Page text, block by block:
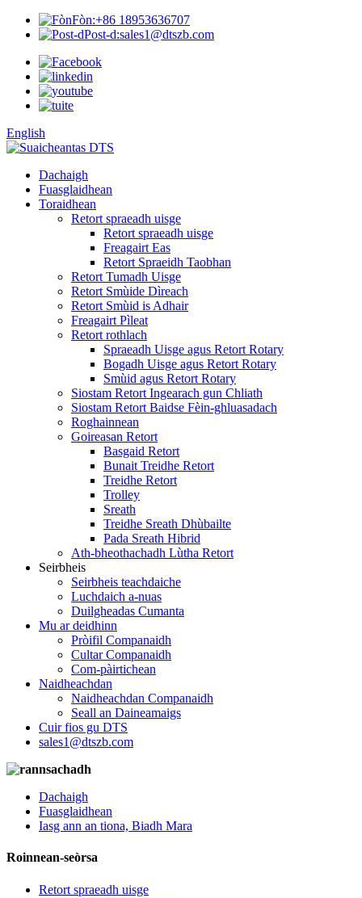
Fòn:+86 18953636707
Post-d:sales1@dtszb.com
English
Dachaigh
Fuasglaidhean
Toraidhean
Retort spraeadh uisge
Retort spraeadh uisge
Freagairt Eas
Retort Spraeidh Taobhan
Retort Tumadh Uisge
Retort Smùide Dìreach
Retort Smùid is Adhair
Freagairt Pìleat
Retort rothlach
Spraeadh Uisge agus Retort Rotary
Bogadh Uisge agus Retort Rotary
Smùid agus Retort Rotary
Siostam Retort Ingearach gun Chliath
Siostam Retort Baidse Fèin-ghluasadach
Roghainnean
Goireasan Retort
Basgaid Retort
Bunait Treidhe Retort
Treidhe Retort
Trolley
Sreath
Treidhe Sreath Dhùbailte
Pada Sreath Hibrid
Ath-bheothachadh Lùtha Retort
Seirbheis
Seirbheis teachdaiche
Luchdaich a-nuas
Duilgheadas Cumanta
Mu ar deidhinn
Pròifil Companaidh
Cultar Companaidh
Com-pàirtichean
Naidheachdan
Naidheachdan Companaidh
Seall an Daineamaigs
Cuir fios gu DTS
sales1@dtszb.com
Dachaigh
Fuasglaidhean
Iasg ann an tiona, Biadh Mara
Roinnean-seòrsa
Retort spraeadh uisge